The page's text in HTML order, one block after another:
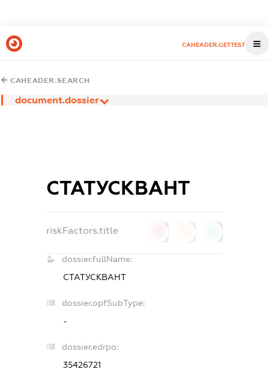
CAHEADER.GETTEST
CAHEADER.SEARCH
document.dossier
СТАТУСКВАНТ
riskFactors.title
dossier.fullName:
СТАТУСКВАНТ
dossier.opfSubType:
-
dossier.edrpo:
35426721